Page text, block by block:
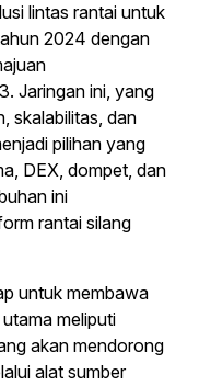
lintas rantai untuk
2024 dengan
Jaringan ini, yang
skalabilitas, dan
pilihan yang
DEX, dompet, dan
ini
rantai silang
untuk membawa
meliputi
akan mendorong
alat sumber